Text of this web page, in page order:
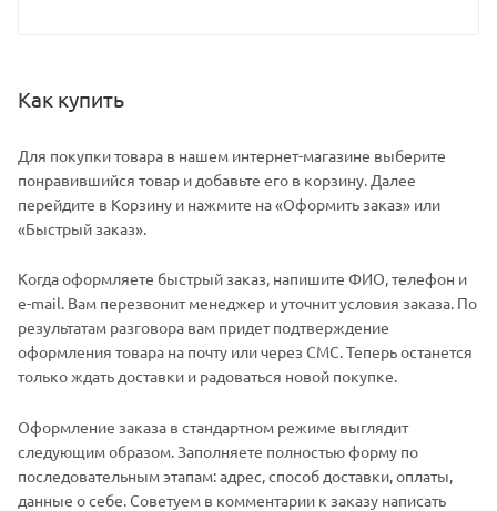
Как купить
Для покупки товара в нашем интернет-магазине выберите
понравившийся товар и добавьте его в корзину. Далее
перейдите в Корзину и нажмите на «Оформить заказ» или
«Быстрый заказ».
Когда оформляете быстрый заказ, напишите ФИО, телефон и
e-mail. Вам перезвонит менеджер и уточнит условия заказа. По
результатам разговора вам придет подтверждение
оформления товара на почту или через СМС. Теперь останется
только ждать доставки и радоваться новой покупке.
Оформление заказа в стандартном режиме выглядит
следующим образом. Заполняете полностью форму по
последовательным этапам: адрес, способ доставки, оплаты,
данные о себе. Советуем в комментарии к заказу написать